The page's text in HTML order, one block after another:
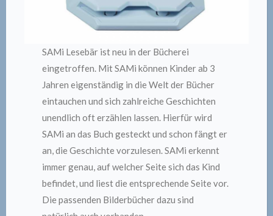
SAMi Lesebär ist neu in der Bücherei
eingetroffen. Mit SAMi können Kinder ab 3
Jahren eigenständig in die Welt der Bücher
eintauchen und sich zahlreiche Geschichten
unendlich oft erzählen lassen. Hierfür wird
SAMi an das Buch gesteckt und schon fängt er
an, die Geschichte vorzulesen. SAMi erkennt
immer genau, auf welcher Seite sich das Kind
befindet, und liest die entsprechende Seite vor.
Die passenden Bilderbücher dazu sind